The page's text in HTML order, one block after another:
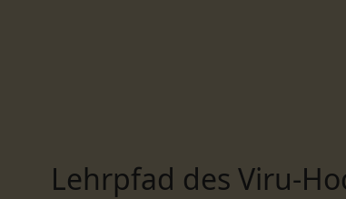
Lehrpfad des Viru-